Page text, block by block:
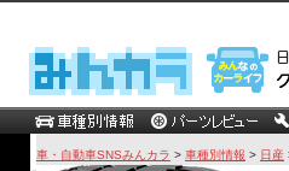
車・自動車SNSみんカラ > 車種別情報 > 日産